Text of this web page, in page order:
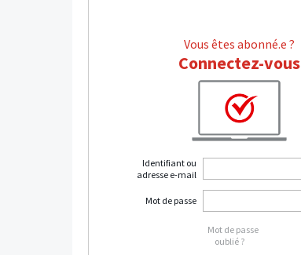
Vous êtes abonné.e ?
Connectez-vous
Identifiant ou
adresse e-mail
Mot de passe
Mot de passe
oublié ?